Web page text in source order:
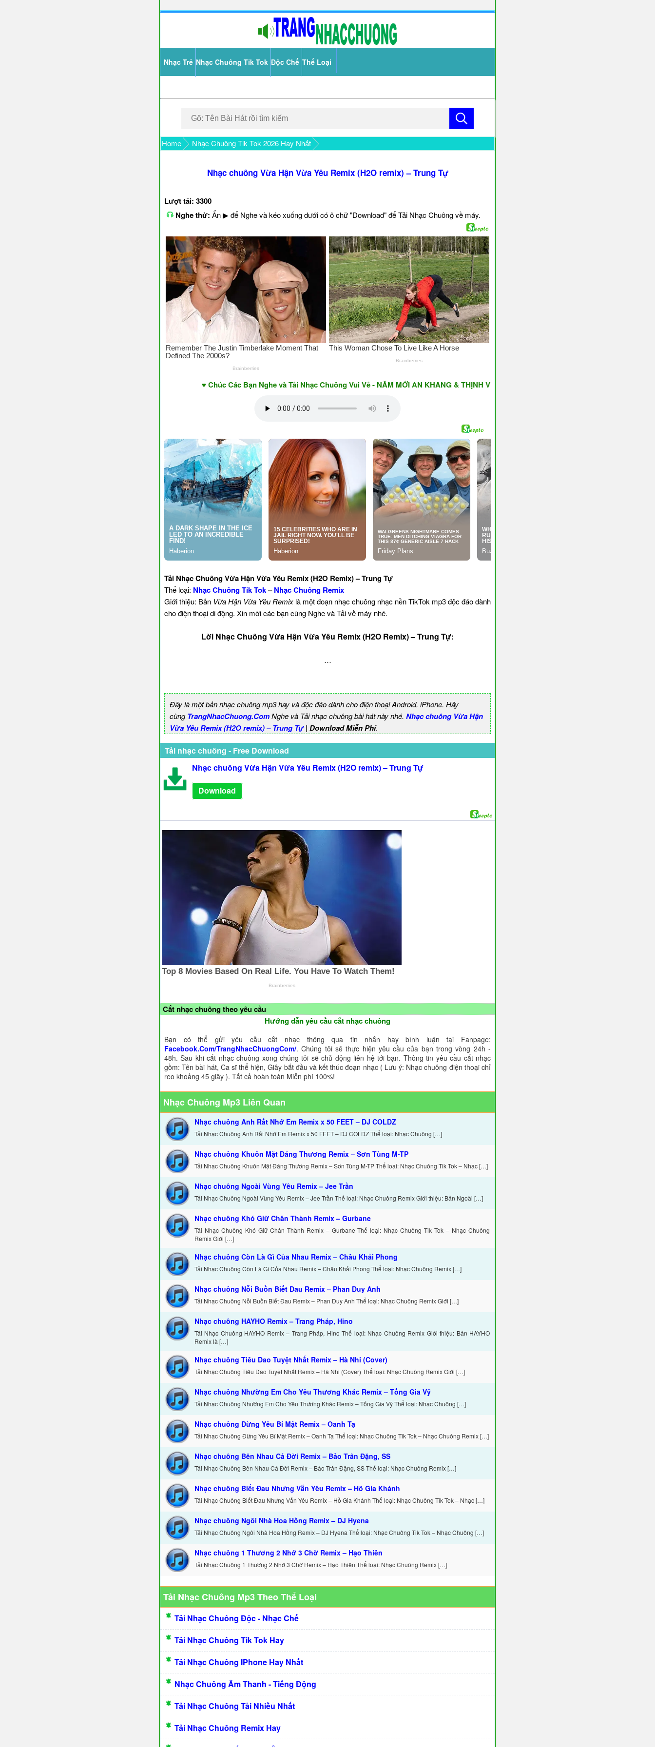
Nhạc Trẻ Nhạc Chuông Tik Tok Độc Chế Thể Loại
Home Nhạc Chuông Tik Tok 2026 Hay Nhất
Nhạc chuông Vừa Hận Vừa Yêu Remix (H2O remix) – Trung Tự
Lượt tải: 3300
Nghe thử: Ấn ▶ để Nghe và kéo xuống dưới có ô chữ "Download" để Tải Nhạc Chuông về máy.
♥ Chúc Các Bạn Nghe và Tải Nhạc Chuông Vui Vẻ - NĂM MỚI AN KHANG & THỊNH VƯỢNG ♥ Have A Nice Day ♥
Tải Nhạc Chuông Vừa Hận Vừa Yêu Remix (H2O Remix) – Trung Tự
Thể loại: Nhạc Chuông Tik Tok–Nhạc Chuông Remix
Giới thiệu: Bản Vừa Hận Vừa Yêu Remix là một đoạn nhạc chuông nhạc nền TikTok mp3 độc đáo dành
cho điện thoại di động. Xin mời các bạn cùng Nghe và Tải về máy nhé.
Lời Nhạc Chuông Vừa Hận Vừa Yêu Remix (H2O Remix) – Trung Tự:
…
Đây là một bản nhạc chuông mp3 hay và độc đáo dành cho điện thoại Android, iPhone. Hãy
cùngTrangNhacChuong.ComNghe và Tải nhạc chuông bài hát này nhé. Nhạc chuông Vừa Hận
Vừa Yêu Remix (H2O remix) – Trung Tự| Download Miễn Phí.
Tải nhạc chuông - Free Download
Nhạc chuông Vừa Hận Vừa Yêu Remix (H2O remix) – Trung Tự
Download
Cắt nhạc chuông theo yêu cầu
Hướng dẫn yêu cầu cắt nhạc chuông
Bạn có thể gửi yêu cầu cắt nhạc thông qua tin nhắn hay bình luận tại Fanpage:
Facebook.Com/TrangNhacChuongCom/. Chúng tôi sẽ thực hiện yêu cầu của bạn trong vòng 24h -
48h. Sau khi cắt nhạc chuông xong chúng tôi sẽ chủ động liên hệ tới bạn. Thông tin yêu cầu cắt nhạc
gồm: Tên bài hát, Ca sĩ thể hiện, Giây bắt đầu và kết thúc đoạn nhạc ( Lưu ý: Nhạc chuông điện thoại chỉ
reo khoảng 45 giây ). Tất cả hoàn toàn Miễn phí 100%!
Nhạc Chuông Mp3 Liên Quan
Nhạc chuông Anh Rất Nhớ Em Remix x 50 FEET – DJ COLDZ
Tải Nhạc Chuông Anh Rất Nhớ Em Remix x 50 FEET – DJ COLDZ Thể loại: Nhạc Chuông […]
Nhạc chuông Khuôn Mặt Đáng Thương Remix – Sơn Tùng M-TP
Tải Nhạc Chuông Khuôn Mặt Đáng Thương Remix – Sơn Tùng M-TP Thể loại: Nhạc Chuông Tik Tok – Nhạc […]
Nhạc chuông Ngoài Vùng Yêu Remix – Jee Trần
Tải Nhạc Chuông Ngoài Vùng Yêu Remix – Jee Trần Thể loại: Nhạc Chuông Remix Giới thiệu: Bản Ngoài […]
Nhạc chuông Khó Giữ Chân Thành Remix – Gurbane
Tải Nhạc Chuông Khó Giữ Chân Thành Remix – Gurbane Thể loại: Nhạc Chuông Tik Tok – Nhạc Chuông
Remix Giới […]
Nhạc chuông Còn Là Gì Của Nhau Remix – Châu Khải Phong
Tải Nhạc Chuông Còn Là Gì Của Nhau Remix – Châu Khải Phong Thể loại: Nhạc Chuông Remix […]
Nhạc chuông Nỗi Buồn Biết Đau Remix – Phan Duy Anh
Tải Nhạc Chuông Nỗi Buồn Biết Đau Remix – Phan Duy Anh Thể loại: Nhạc Chuông Remix Giới […]
Nhạc chuông HAYHO Remix – Trang Pháp, Hino
Tải Nhạc Chuông HAYHO Remix – Trang Pháp, Hino Thể loại: Nhạc Chuông Remix Giới thiệu: Bản HAYHO
Remix là […]
Nhạc chuông Tiêu Dao Tuyệt Nhất Remix – Hà Nhi (Cover)
Tải Nhạc Chuông Tiêu Dao Tuyệt Nhất Remix – Hà Nhi (Cover) Thể loại: Nhạc Chuông Remix Giới […]
Nhạc chuông Nhường Em Cho Yêu Thương Khác Remix – Tống Gia Vỹ
Tải Nhạc Chuông Nhường Em Cho Yêu Thương Khác Remix – Tống Gia Vỹ Thể loại: Nhạc Chuông […]
Nhạc chuông Đừng Yêu Bí Mật Remix – Oanh Tạ
Tải Nhạc Chuông Đừng Yêu Bí Mật Remix – Oanh Tạ Thể loại: Nhạc Chuông Tik Tok – Nhạc Chuông Remix […]
Nhạc chuông Bên Nhau Cả Đời Remix – Bảo Trân Đặng, SS
Tải Nhạc Chuông Bên Nhau Cả Đời Remix – Bảo Trân Đặng, SS Thể loại: Nhạc Chuông Remix […]
Nhạc chuông Biết Đau Nhưng Vẫn Yêu Remix – Hồ Gia Khánh
Tải Nhạc Chuông Biết Đau Nhưng Vẫn Yêu Remix – Hồ Gia Khánh Thể loại: Nhạc Chuông Tik Tok – Nhạc […]
Nhạc chuông Ngôi Nhà Hoa Hồng Remix – DJ Hyena
Tải Nhạc Chuông Ngôi Nhà Hoa Hồng Remix – DJ Hyena Thể loại: Nhạc Chuông Tik Tok – Nhạc Chuông […]
Nhạc chuông 1 Thương 2 Nhớ 3 Chờ Remix – Hạo Thiên
Tải Nhạc Chuông 1 Thương 2 Nhớ 3 Chờ Remix – Hạo Thiên Thể loại: Nhạc Chuông Remix […]
Tải Nhạc Chuông Mp3 Theo Thể Loại
Tải Nhạc Chuông Độc - Nhạc Chế
Tải Nhạc Chuông Tik Tok Hay
Tải Nhạc Chuông IPhone Hay Nhất
Nhạc Chuông Âm Thanh - Tiếng Động
Tải Nhạc Chuông Tải Nhiều Nhất
Tải Nhạc Chuông Remix Hay